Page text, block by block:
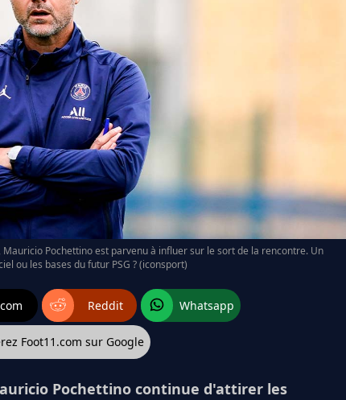
Pochettino est parvenu à influer sur le sort de la rencontre. Un
ou les bases du futur PSG ? (iconsport)
Reddit Whatsapp
Foot11.com sur Google
Pochettino continue d'attirer les